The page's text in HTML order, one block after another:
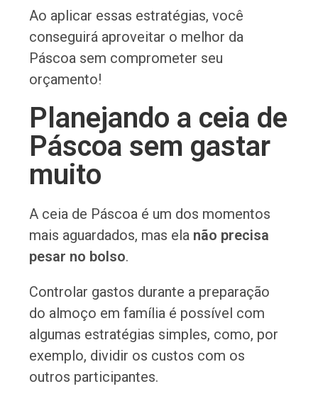
Ao aplicar essas estratégias, você
conseguirá aproveitar o melhor da
Páscoa sem comprometer seu
orçamento!
Planejando a ceia de
Páscoa sem gastar
muito
A ceia de Páscoa é um dos momentos
mais aguardados, mas ela não precisa
pesar no bolso.
Controlar gastos durante a preparação
do almoço em família é possível com
algumas estratégias simples, como, por
exemplo, dividir os custos com os
outros participantes.